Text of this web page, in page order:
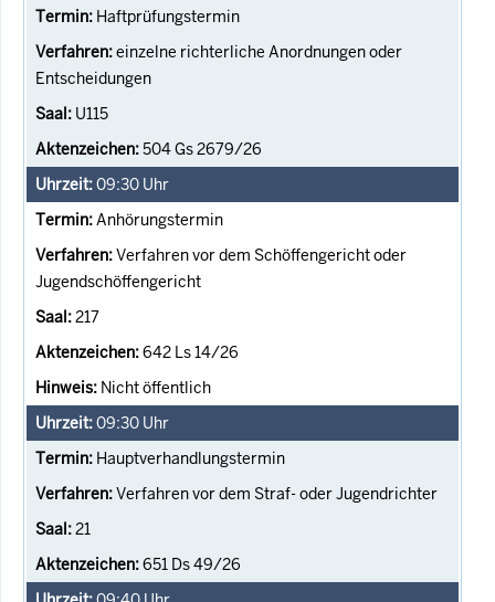
Haftprüfungstermin
einzelne richterliche Anordnungen oder
Entscheidungen
U115
504 Gs 2679/26
09:30 Uhr
Anhörungstermin
Verfahren vor dem Schöffengericht oder
Jugendschöffengericht
217
642 Ls 14/26
Nicht öffentlich
09:30 Uhr
Hauptverhandlungstermin
Verfahren vor dem Straf- oder Jugendrichter
21
651 Ds 49/26